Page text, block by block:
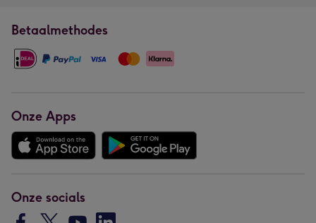
Betaalmethodes
Onze Apps
Onze socials